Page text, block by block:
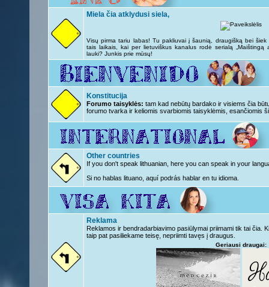
Miela čia atklydusi siela,
Visų pirma tariu labas! Tu pakliuvai į šaunią, draugišką bei
tais laikais, kai per lietuviškus kanalus rodė serialą „Maištingą
lauki? Junkis prie mūsų!
Konstitucija
Forumo taisyklės: tam kad nebūtų bardako ir visiems čia
forumo tvarka ir keliomis svarbiomis taisyklėmis, esančiomis
Other countries
If you don't speak lithuanian, here you can speak in your
Si no hablas lituano, aquí podrás hablar en tu idioma.
Reklama
Reklamos ir bendradarbiavimo pasiūlymai priimami tik tai čia.
taip pat pasiliekame teisę, nepriimti tavęs į draugus.
Geriausi draugai: